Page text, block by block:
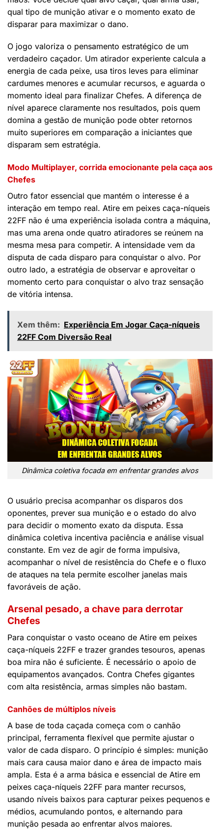
qual tipo de munição ativar e o momento exato de
disparar para maximizar o dano.
O jogo valoriza o pensamento estratégico de um
verdadeiro caçador. Um atirador experiente calcula a
energia de cada peixe, usa tiros leves para eliminar
cardumes menores e acumular recursos, e aguarda o
momento ideal para finalizar Chefes. A diferença de
nível aparece claramente nos resultados, pois quem
domina a gestão de munição pode obter retornos
muito superiores em comparação a iniciantes que
disparam sem estratégia.
Modo Multiplayer, corrida emocionante pela caça aos
Chefes
Outro fator essencial que mantém o interesse é a
interação em tempo real. Atire em peixes caça-níqueis
22FF não é uma experiência isolada contra a máquina,
mas uma arena onde quatro atiradores se reúnem na
mesma mesa para competir. A intensidade vem da
disputa de cada disparo para conquistar o alvo. Por
outro lado, a estratégia de observar e aproveitar o
momento certo para conquistar o alvo traz sensação
de vitória intensa.
Xem thêm: Experiência Em Jogar Caça-níqueis
22FF Com Diversão Real
Dinâmica coletiva focada em enfrentar grandes alvos
O usuário precisa acompanhar os disparos dos
oponentes, prever sua munição e o estado do alvo
para decidir o momento exato da disputa. Essa
dinâmica coletiva incentiva paciência e análise visual
constante. Em vez de agir de forma impulsiva,
acompanhar o nível de resistência do Chefe e o fluxo
de ataques na tela permite escolher janelas mais
favoráveis de ação.
Arsenal pesado, a chave para derrotar
Chefes
Para conquistar o vasto oceano de Atire em peixes
caça-níqueis 22FF e trazer grandes tesouros, apenas
boa mira não é suficiente. É necessário o apoio de
equipamentos avançados. Contra Chefes gigantes
com alta resistência, armas simples não bastam.
Canhões de múltiplos níveis
A base de toda caçada começa com o canhão
principal, ferramenta flexível que permite ajustar o
valor de cada disparo. O princípio é simples: munição
mais cara causa maior dano e área de impacto mais
ampla. Esta é a arma básica e essencial de Atire em
peixes caça-níqueis 22FF para manter recursos,
usando níveis baixos para capturar peixes pequenos e
médios, acumulando pontos, e alternando para
munição pesada ao enfrentar alvos maiores.